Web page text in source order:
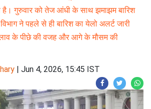
है। गुरुवार को तेज आंधी के साथ झमाझम बारिश
ने पहले से ही बारिश का येलो अलर्ट जारी
के पीछे की वजह और आगे के मौसम की
| Jun 4, 2026, 15:45 IST